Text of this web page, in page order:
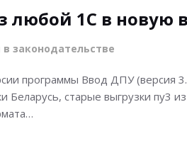
любой 1С в новую
законодательстве
программы Ввод ДПУ (версия
Беларусь, старые выгрузки пу3